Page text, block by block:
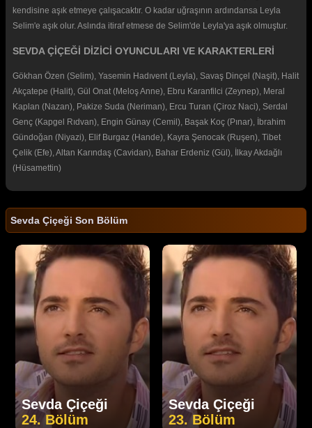
kendisine aşık etmeye çalışacaktır. O kadar uğraşının ardındansa Leyla
Selim'e aşık olur. Aslında itiraf etmese de Selim'de Leyla'ya aşık olmuştur.
SEVDA ÇİÇEĞİ DİZİCİ OYUNCULARI VE KARAKTERLERİ
Gökhan Özen (Selim), Yasemin Hadıvent (Leyla), Savaş Dinçel (Naşit), Halit
Akçatepe (Halit), Gül Onat (Meloş Anne), Ebru Karanfilci (Zeynep), Meral
Kaplan (Nazan), Pakize Suda (Neriman), Ercu Turan (Çiroz Naci), Serdal
Genç (Kapgel Rıdvan), Engin Günay (Cemil), Başak Koç (Pınar), İbrahim
Gündoğan (Niyazi), Elif Burgaz (Hande), Kayra Şenocak (Ruşen), Tibet
Çelik (Efe), Altan Karındaş (Cavidan), Bahar Erdeniz (Gül), İlkay Akdağlı
(Hüsamettin)
Sevda Çiçeği Son Bölüm
Sevda Çiçeği
24. Bölüm
Sevda Çiçeği
23. Bölüm